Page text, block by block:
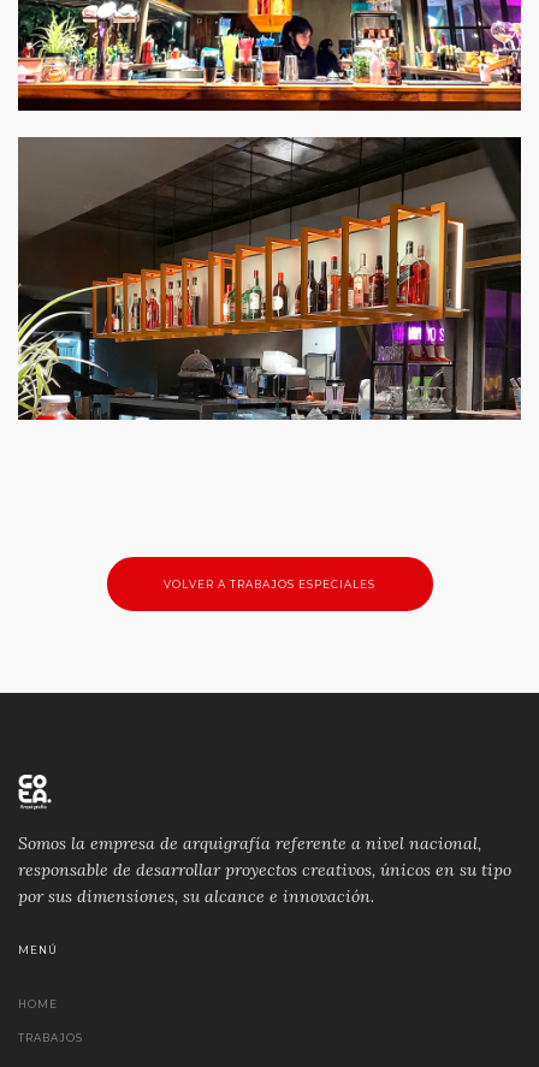
VOLVER A TRABAJOS ESPECIALES
Somos la empresa de arquigrafía referente a nivel nacional,
responsable de desarrollar proyectos creativos, únicos en su tipo
por sus dimensiones, su alcance e innovación.
MENÚ
HOME
TRABAJOS